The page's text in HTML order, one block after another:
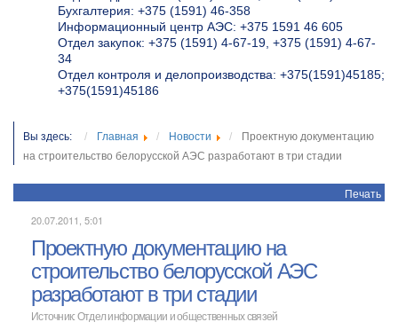
Бухгалтерия: +375 (1591) 46-358
Информационный центр АЭС: +375 1591 46 605
Отдел закупок: +375 (1591) 4-67-19, +375 (1591) 4-67-
34
Отдел контроля и делопроизводства: +375(1591)45185;
+375(1591)45186
Вы здесь: Главная Новости
Проектную документацию
на строительство белорусской АЭС разработают в три стадии
Печать
20.07.2011, 5:01
Проектную документацию на
строительство белорусской АЭС
разработают в три стадии
Источник:Отдел информации и общественных связей